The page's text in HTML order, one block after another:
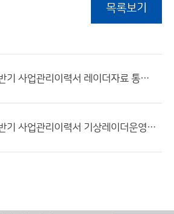
목록보기
2015상반기 사업관리이력서 레이더자료 통합품질관리기술개발
2015상반기 사업관리이력서 기상레이더운영 정책설명